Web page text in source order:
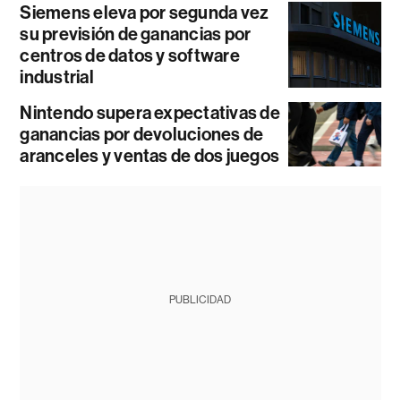
Siemens eleva por segunda vez
su previsión de ganancias por
centros de datos y software
industrial
Nintendo supera expectativas de
ganancias por devoluciones de
aranceles y ventas de dos juegos
PUBLICIDAD